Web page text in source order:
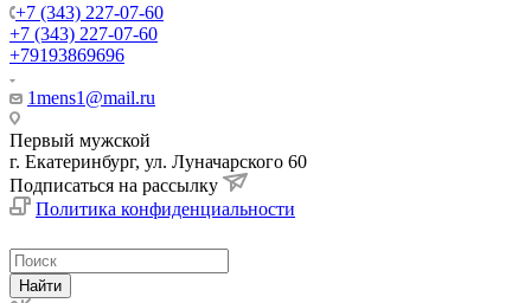
+7 (343) 227-07-60
+7 (343) 227-07-60
+79193869696
1mens1@mail.ru
Первый мужской
г. Екатеринбург, ул. Луначарского 60
Подписаться на рассылку
Политика конфиденциальности
Найти